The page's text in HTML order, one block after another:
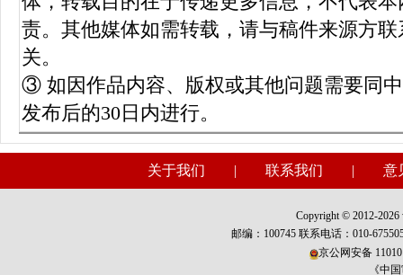
责。其他媒体如需转载，请与稿件来源方
关。
③ 如因作品内容、版权或其他问题需要同
发布后的30日内进行。
关于我们 | 联系我们 | 意
Copyright © 2012-2026
邮编：100745 联系电话：010-
京公网安备
《中